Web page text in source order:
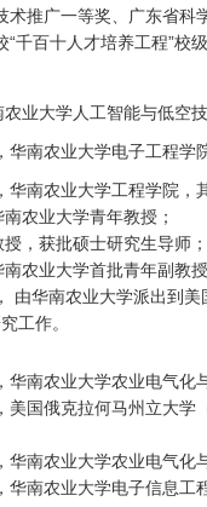
术推广一等奖、广东省
“千百十人才培养工程”校
业大学人工智能与低空
华南农业大学电子工程学
南农业大学工程学院，
农业大学青年教授；
，获批硕士研究生导师；
农业大学首批青年副教授
由华南农业大学派出到
工作。
华南农业大学农业电气化
美国俄克拉何马州立大
南农业大学农业电气化
南农业大学电子信息工